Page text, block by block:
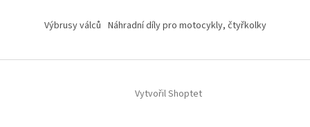
Výbrusy válců Náhradní díly pro motocykly, čtyřkolky
Vytvořil Shoptet